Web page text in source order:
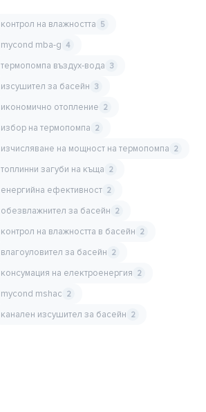
контрол на влажността 5
mycond mba-g 4
термопомпа въздух-вода 3
изсушител за басейн 3
икономично отопление 2
избор на термопомпа 2
изчисляване на мощност на термопомпа 2
топлинни загуби на къща 2
енергийна ефективност 2
обезвлажнител за басейн 2
контрол на влажността в басейн 2
влагоуловител за басейн 2
консумация на електроенергия 2
mycond mshac 2
канален изсушител за басейн 2